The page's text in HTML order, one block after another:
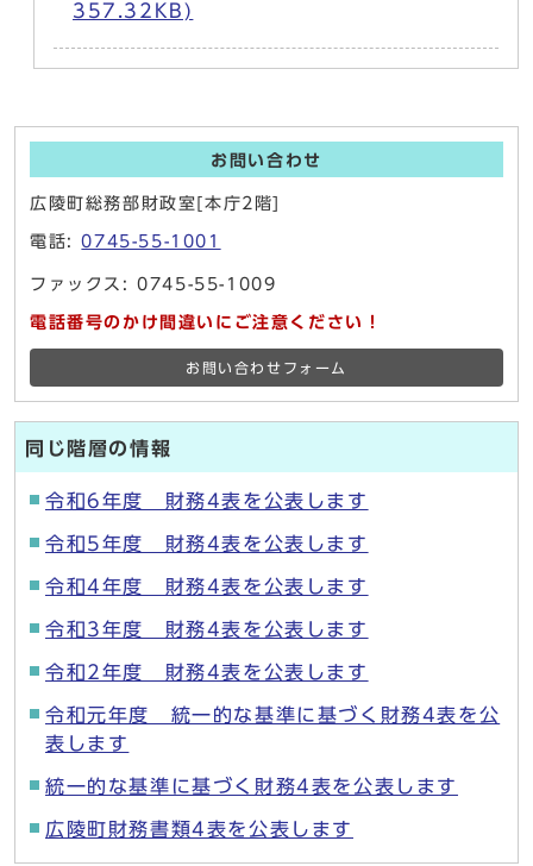
357.32KB)
お問い合わせ
広陵町総務部財政室[本庁2階]
電話:0745-55-1001
ファックス: 0745-55-1009
電話番号のかけ間違いにご注意ください！
お問い合わせフォーム
同じ階層の情報
令和6年度 財務4表を公表します
令和5年度 財務4表を公表します
令和4年度 財務4表を公表します
令和3年度 財務4表を公表します
令和2年度 財務4表を公表します
令和元年度 統一的な基準に基づく財務4表を公
表します
統一的な基準に基づく財務4表を公表します
広陵町財務書類4表を公表します